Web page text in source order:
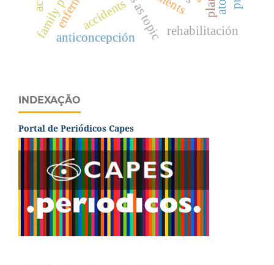
anticoncepción
accidents rehabilitación
INDEXAÇÃO
Portal de Periódicos Capes